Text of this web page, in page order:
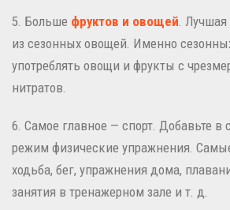
5. Больше фруктов и овощей. Лучшая
из сезонных овощей. Именно
употреблять овощи и фрукты с
нитратов.
6. Самое главное — спорт. Добавьте
режим физические упражнения.
ходьба, бег, упражнения дома,
занятия в тренажерном зале и т. д.